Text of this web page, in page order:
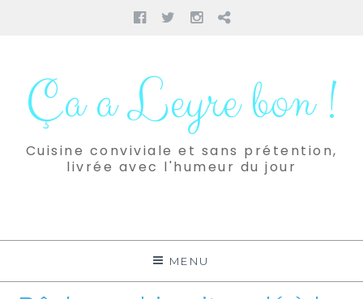
Facebook
TwitterInstagram
Pinterest
contenuÇa a Leyre bon !
Cuisine conviviale et sans prétention,
livrée avec l'humeur du jour
MENU